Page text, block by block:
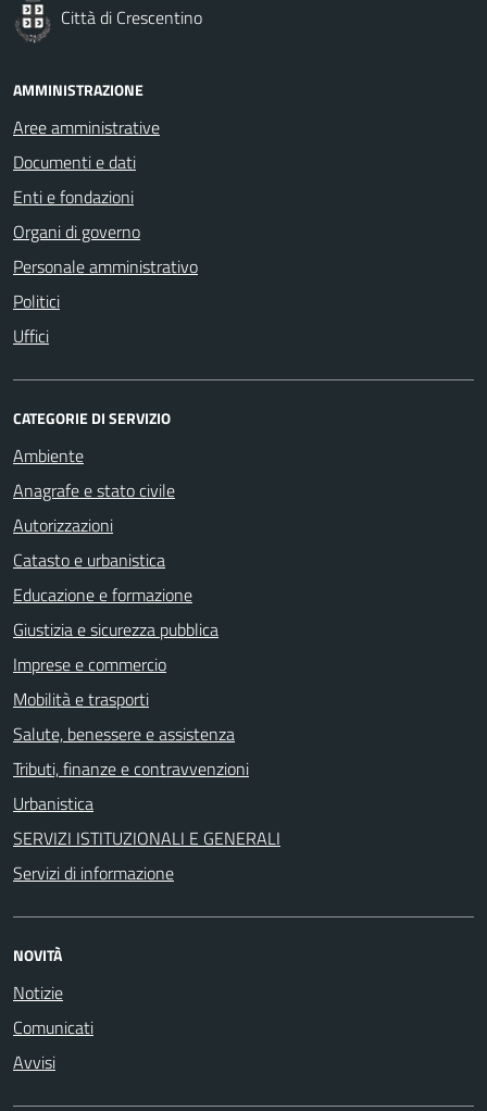
Città di Crescentino
AMMINISTRAZIONE
Aree amministrative
Documenti e dati
Enti e fondazioni
Organi di governo
Personale amministrativo
Politici
Uffici
CATEGORIE DI SERVIZIO
Ambiente
Anagrafe e stato civile
Autorizzazioni
Catasto e urbanistica
Educazione e formazione
Giustizia e sicurezza pubblica
Imprese e commercio
Mobilità e trasporti
Salute, benessere e assistenza
Tributi, finanze e contravvenzioni
Urbanistica
SERVIZI ISTITUZIONALI E GENERALI
Servizi di informazione
NOVITÀ
Notizie
Comunicati
Avvisi